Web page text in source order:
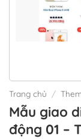
Trang chủ /
Mẫu giao
động 01 –